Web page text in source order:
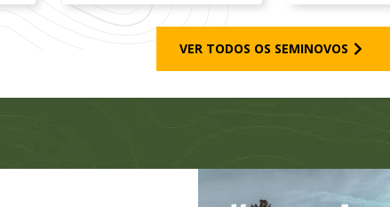
VER TODOS OS SEMINOVOS